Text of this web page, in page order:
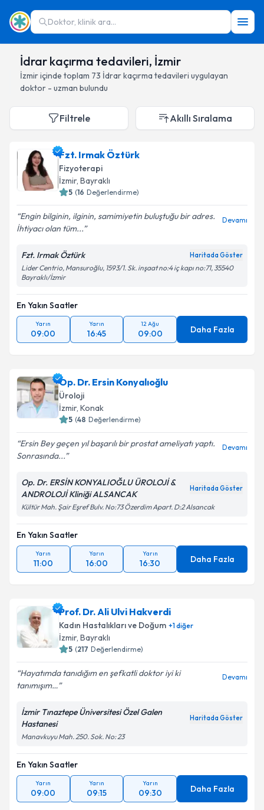
Doktor, klinik ara...
İdrar kaçırma tedavileri, İzmir
İzmiriçinde toplam 73 İdrar kaçırma tedavileri uygulayan
doktor - uzman bulundu
Filtrele Akıllı Sıralama
Fzt. Irmak Öztürk
Fizyoterapi
İzmir, Bayraklı
5 (16 Değerlendirme)
Engin bilginin, ilginin, samimiyetin buluştuğu bir adres.
İhtiyacı olan tüm...
Devamı
Fzt. Irmak Öztürk Haritada Göster
Lider Centrio, Mansuroğlu, 1593/1. Sk. inşaat no:4 iç kapı no:71, 35540
Bayraklı/İzmir
En Yakın Saatler
Yarın
09:00
Yarın
16:45
12 Ağu
09:00 Daha Fazla
Op. Dr. Ersin Konyalıoğlu
Üroloji
İzmir, Konak
5 (48 Değerlendirme)
Ersin Bey geçen yıl başarılı bir prostat ameliyatı yaptı.
Sonrasında...
Devamı
Op. Dr. ERSİN KONYALIOĞLU ÜROLOJİ &
ANDROLOJİ Kliniği ALSANCAK
Haritada Göster
Kültür Mah. Şair Eşref Bulv. No:73 Özerdim Apart. D:2 Alsancak
En Yakın Saatler
Yarın
11:00
Yarın
16:00
Yarın
16:30 Daha Fazla
Prof. Dr. Ali Ulvi Hakverdi
Kadın Hastalıkları ve Doğum +1diğer
İzmir, Bayraklı
5 (217 Değerlendirme)
Hayatımda tanıdığım en şefkatli doktor iyi ki
tanımışım…
Devamı
İzmir Tınaztepe Üniversitesi Özel Galen
Hastanesi
Haritada Göster
Manavkuyu Mah. 250. Sok. No: 23
En Yakın Saatler
Yarın
09:00
Yarın
09:15
Yarın
09:30 Daha Fazla